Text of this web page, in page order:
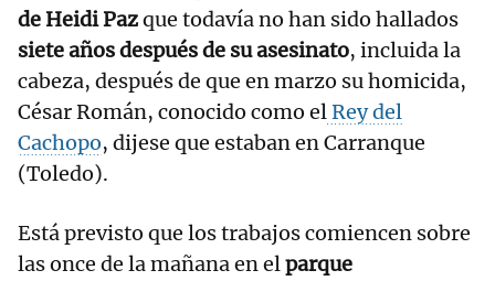
de Heidi Pazque todavía no han sido hallados
siete años después de su asesinato, incluida la
cabeza, después de que en marzo su homicida,
César Román, conocido como elRey del
Cachopo, dijese que estaban en Carranque
(Toledo).
Está previsto que los trabajos comiencen sobre
las once de la mañana en elparque